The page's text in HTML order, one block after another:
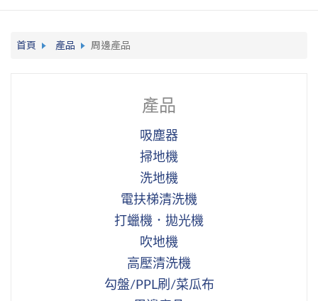
首頁 產品 周邊產品
產品
吸塵器
掃地機
洗地機
電扶梯清洗機
打蠟機．拋光機
吹地機
高壓清洗機
勾盤/PPL刷/菜瓜布